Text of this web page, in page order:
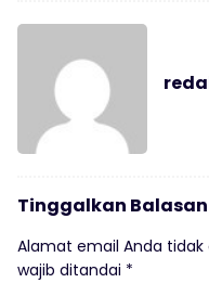
Tinggalkan Balasan
Alamat email Anda tidak
wajib ditandai *